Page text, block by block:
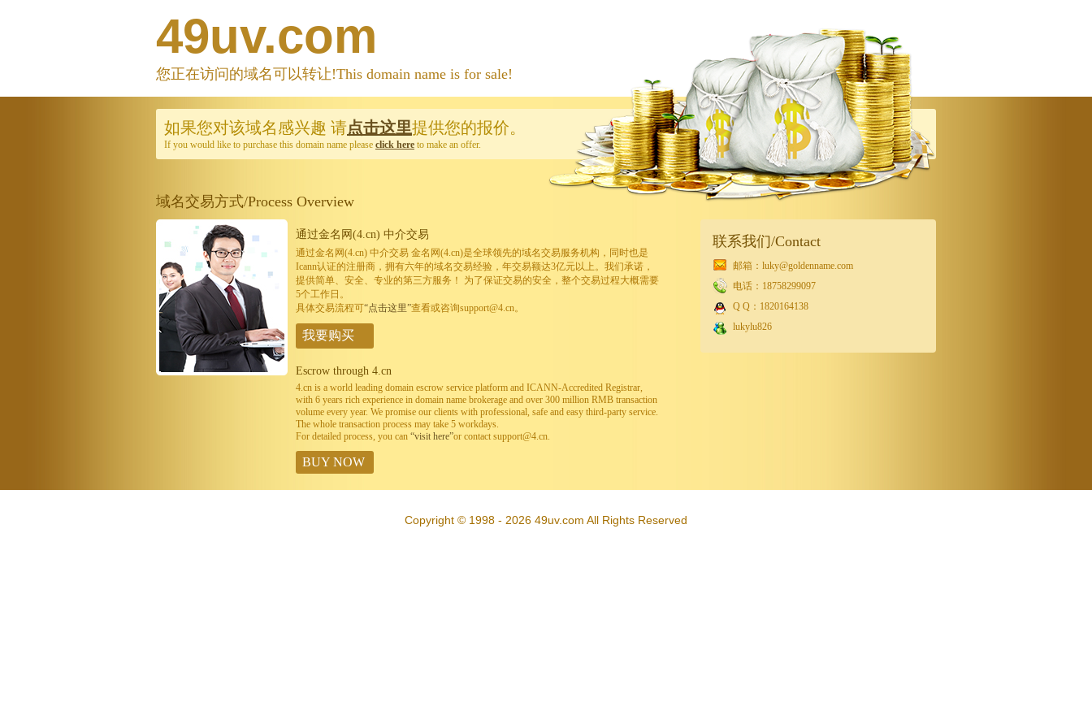
49uv.com
您正在访问的域名可以转让!This domain name is for sale!
如果您对该域名感兴趣 请点击这里提供您的报价。
If you would like to purchase this domain name please click here to make an offer.
域名交易方式/Process Overview
通过金名网(4.cn) 中介交易
通过金名网(4.cn) 中介交易 金名网(4.cn)是全球领先的域名交易服务机构，同时也是
Icann认证的注册商，拥有六年的域名交易经验，年交易额达3亿元以上。我们承诺，
提供简单、安全、专业的第三方服务！ 为了保证交易的安全，整个交易过程大概需要
5个工作日。
具体交易流程可“点击这里”查看或咨询support@4.cn。
我要购买
Escrow through 4.cn
4.cn is a world leading domain escrow service platform and ICANN-Accredited Registrar,
with 6 years rich experience in domain name brokerage and over 300 million RMB transaction
volume every year. We promise our clients with professional, safe and easy third-party service.
The whole transaction process may take 5 workdays.
For detailed process, you can “visit here”or contact support@4.cn.
BUY NOW
联系我们/Contact
邮箱：luky@goldenname.com
电话：18758299097
Q Q：1820164138
lukylu826
Copyright © 1998 - 2026 49uv.com All Rights Reserved